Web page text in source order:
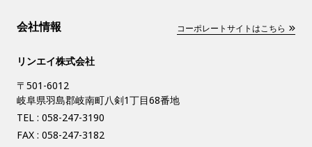
会社情報 コーポレートサイトはこちら
リンエイ株式会社
〒501-6012
岐阜県羽島郡岐南町八剣1丁目68番地
TEL : 058-247-3190
FAX : 058-247-3182